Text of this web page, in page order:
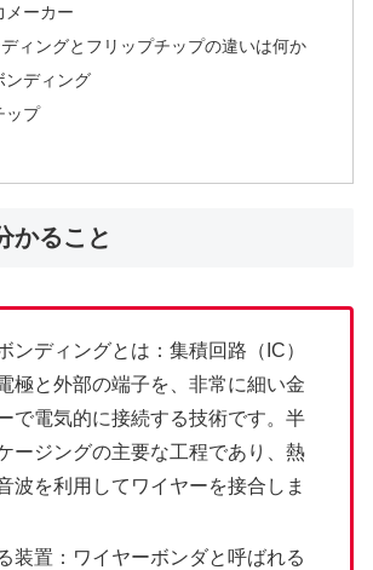
メーカー
ィングとフリップチップの違いは何か
ンディング
ップ
かること
ンディングとは：集積回路（IC）
極と外部の端子を、非常に細い金
で電気的に接続する技術です。半
ージングの主要な工程であり、熱
波を利用してワイヤーを接合しま
装置：ワイヤーボンダと呼ばれる